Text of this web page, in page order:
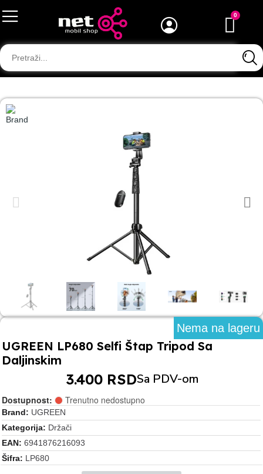
Nema na lageru
UGREEN LP680 Selfi Štap Tripod Sa
Daljinskim
3.400 RSDSa PDV-om
Dostupnost: Trenutno nedostupno
Brand
UGREEN
Kategorija
Držači
EAN 6941876216093
Šifra
LP680